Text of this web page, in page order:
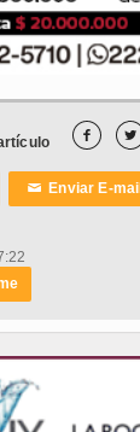
 
✉Enviar E-mail